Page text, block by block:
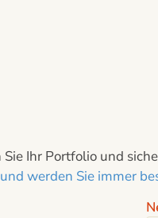
Ihr Portfolio und
werden Sie immer